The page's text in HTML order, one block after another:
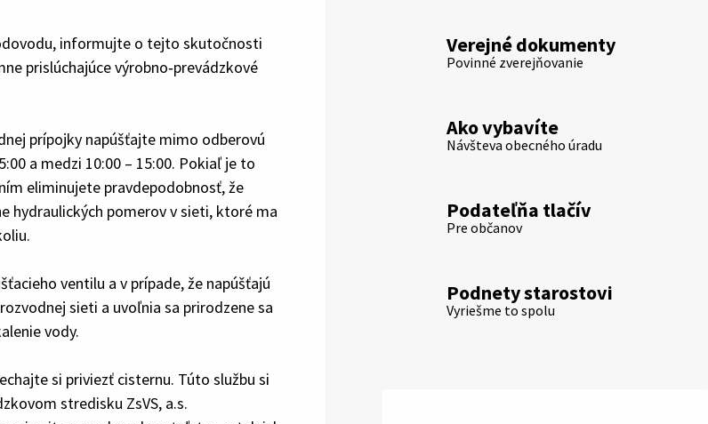
informujte o tejto skutočnosti
prislúchajúce výrobno‑prevádzkové
prípojky napúšťajte mimo odberovú
a medzi 10:00 – 15:00. Pokiaľ je to
eliminujete pravdepodobnosť, že
hydraulických pomerov v sieti, ktoré ma
ventilu a v prípade, že napúšťajú
sieti a uvoľnia sa prirodzene sa
vody.
si priviezť cisternu. Túto službu si
stredisku ZsVS, a.s.
Verejné dokumenty
Povinné zverejňovanie
Ako vybavíte
Návšteva obecného úradu
Podateľňa tlačív
Pre občanov
Podnety starostovi
Vyriešme to spolu